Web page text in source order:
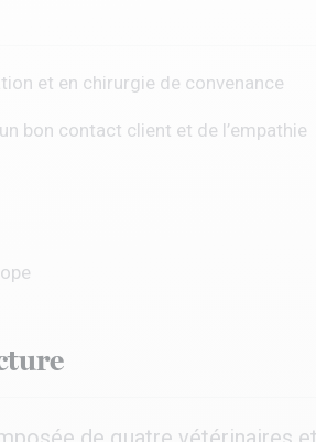
et en chirurgie de convenance
bon contact client et de l’empathie